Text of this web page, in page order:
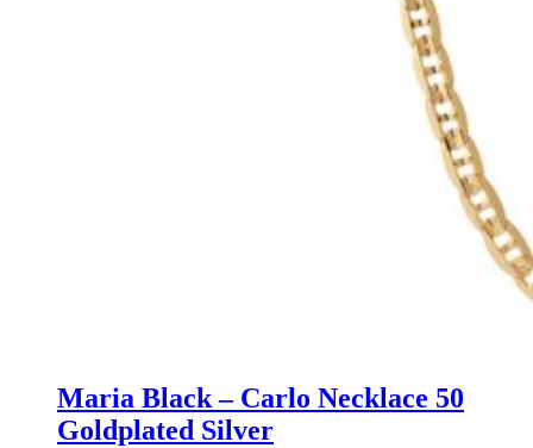
Maria Black – Carlo Necklace 50
Goldplated Silver